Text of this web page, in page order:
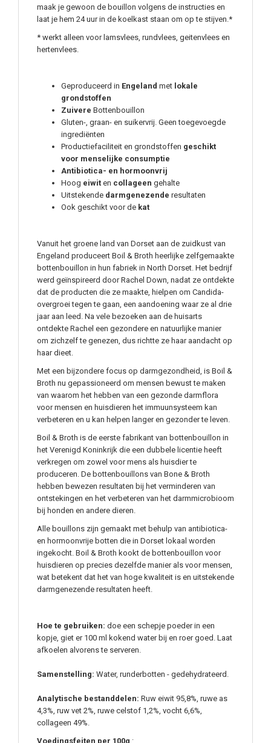
maak je gewoon de bouillon volgens de instructies en
laat je hem 24 uur in de koelkast staan ​​om op te stijven.*
* werkt alleen voor lamsvlees, rundvlees, geitenvlees en
hertenvlees.
Geproduceerd in Engeland met lokale
grondstoffen
Zuivere Bottenbouillon
Gluten-, graan- en suikervrij. Geen toegevoegde
ingrediënten
Productiefaciliteit en grondstoffen geschikt
voor menselijke consumptie
Antibiotica- en hormoonvrij
Hoog eiwit en collageen gehalte
Uitstekende darmgenezende resultaten
Ook geschikt voor de kat
Vanuit het groene land van Dorset aan de zuidkust van
Engeland produceert Boil & Broth heerlijke zelfgemaakte
bottenbouillon in hun fabriek in North Dorset. Het bedrijf
werd geïnspireerd door Rachel Down, nadat ze ontdekte
dat de producten die ze maakte, hielpen om Candida-
overgroei tegen te gaan, een aandoening waar ze al drie
jaar aan leed. Na vele bezoeken aan de huisarts
ontdekte Rachel een gezondere en natuurlijke manier
om zichzelf te genezen, dus richtte ze haar aandacht op
haar dieet.
Met een bijzondere focus op darmgezondheid, is Boil &
Broth nu gepassioneerd om mensen bewust te maken
van waarom het hebben van een gezonde darmflora
voor mensen en huisdieren het immuunsysteem kan
verbeteren en u kan helpen langer en gezonder te leven.
Boil & Broth is de eerste fabrikant van bottenbouillon in
het Verenigd Koninkrijk die een dubbele licentie heeft
verkregen om zowel voor mens als huisdier te
produceren. De bottenbouillons van Bone & Broth
hebben bewezen resultaten bij het verminderen van
ontstekingen en het verbeteren van het darmmicrobioom
bij honden en andere dieren.
Alle bouillons zijn gemaakt met behulp van antibiotica-
en hormoonvrije botten die in Dorset lokaal worden
ingekocht. Boil & Broth kookt de bottenbouillon voor
huisdieren op precies dezelfde manier als voor mensen,
wat betekent dat het van hoge kwaliteit is en uitstekende
darmgenezende resultaten heeft.
Hoe te gebruiken: doe een schepje poeder in een
kopje, giet er 100 ml kokend water bij en roer goed. Laat
afkoelen alvorens te serveren.
Samenstelling: Water, runderbotten - gedehydrateerd.
Analytische bestanddelen: Ruw eiwit 95,8%, ruwe as
4,3%, ruw vet 2%, ruwe celstof 1,2%, vocht 6,6%,
collageen 49%.
Voedingsfeiten per 100g :